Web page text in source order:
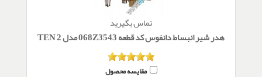
تماس بگیرید
هدر شیر انبساط دانفوس کد قطعه 068Z3543 مدل TEN 2
مقایسه محصول